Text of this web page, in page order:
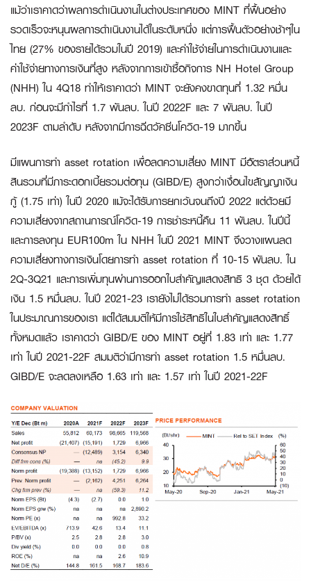
แม้ว่าเราคาดว่าผลการดำเนินงานในต่างประเทศของ MINT ที่ฟื้นอย่าง
รวดเร็วจะหนุนผลการดำเนินงานได้ในระดับหนึ่ง แต่การฟื้นตัวอย่างช้าๆใน
ไทย (27% ของรายได้รวมในปี 2019) และค่าใช้จ่ายในการดำเนินงานและ
ค่าใช้จ่ายทางการเงินที่สูง หลังจากการเข้าซื้อกิจการ NH Hotel Group
(NHH) ใน 4Q18 ทำให้เราคาดว่า MINT จะยังคงขาดทุนที่ 1.32 หมื่น
ลบ. ก่อนจะมีกำไรที่ 1.7 พันลบ. ในปี 2022F และ 7 พันลบ. ในปี
2023F ตามลำดับ หลังจากมีการฉีดวัคซีนโควิด-19 มากขึ้น
มีแผนการทำ asset rotation เพื่อลดความเสี่ยง MINT มีอัตราส่วนหนี้
สินรวมที่มีภาระดอกเบี้ยรวมต่อทุน (GIBD/E) สูงกว่าเงื่อนไขสัญญาเงิน
กู้ (1.75 เท่า) ในปี 2020 แม้จะได้รับการยกเว้นจนถึงปี 2022 แต่ด้วยมี
ความเสี่ยงจากสถานการณ์โควิด-19 การชำระหนี้คืน 11 พันลบ. ในปีนี้
และการลงทุน EUR100m ใน NHH ในปี 2021 MINT จึงวางแผนลด
ความเสี่ยงทางการเงินโดยการทำ asset rotation ที่ 10-15 พันลบ. ใน
2Q-3Q21 และการเพิ่มทุนผ่านการออกใบสำคัญแสดงสิทธิ 3 ชุด ด้วยได้
เงิน 1.5 หมื่นลบ. ในปี 2021-23 เรายังไม่ได้รวมการทำ asset rotation
ในประมาณการของเรา แต่ได้สมมติให้มีการใช้สิทธิในใบสำคัญแสดงสิทธิ์
ทั้งหมดแล้ว เราคาดว่า GIBD/E ของ MINT อยู่ที่ 1.83 เท่า และ 1.77
เท่า ในปี 2021-22F สมมติว่ามีการทำ asset rotation 1.5 หมื่นลบ.
GIBD/E จะลดลงเหลือ 1.63 เท่า และ 1.57 เท่า ในปี 2021-22F